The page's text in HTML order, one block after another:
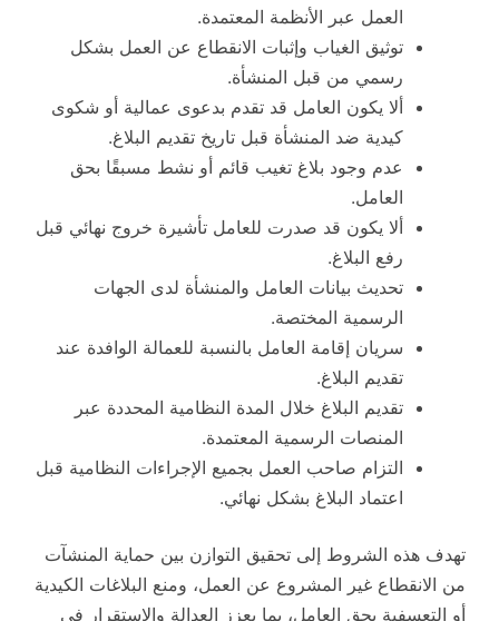
العمل عبر الأنظمة المعتمدة.
توثيق الغياب وإثبات الانقطاع عن العمل بشكل
رسمي من قبل المنشأة.
ألا يكون العامل قد تقدم بدعوى عمالية أو شكوى
كيدية ضد المنشأة قبل تاريخ تقديم البلاغ.
عدم وجود بلاغ تغيب قائم أو نشط مسبقًا بحق
العامل.
ألا يكون قد صدرت للعامل تأشيرة خروج نهائي قبل
رفع البلاغ.
تحديث بيانات العامل والمنشأة لدى الجهات
الرسمية المختصة.
سريان إقامة العامل بالنسبة للعمالة الوافدة عند
تقديم البلاغ.
تقديم البلاغ خلال المدة النظامية المحددة عبر
المنصات الرسمية المعتمدة.
التزام صاحب العمل بجميع الإجراءات النظامية قبل
اعتماد البلاغ بشكل نهائي.
تهدف هذه الشروط إلى تحقيق التوازن بين حماية المنشآت
من الانقطاع غير المشروع عن العمل، ومنع البلاغات الكيدية
أو التعسفية بحق العامل، بما يعزز العدالة والاستقرار في